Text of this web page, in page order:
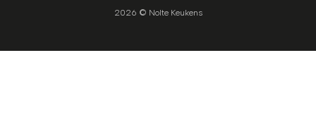
2026 © Nolte Keukens